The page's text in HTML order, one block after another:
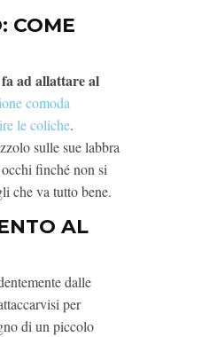
COME
ad allattare al
comoda
le coliche.
sulle sue labbra
finché non si
che va tutto bene.
AL
dalle
per
di un piccolo